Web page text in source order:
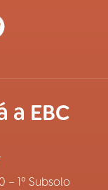
a EBC
– 1º Subsolo